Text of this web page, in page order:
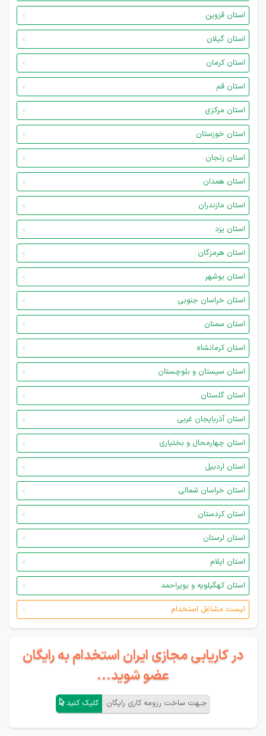
استان قزوین
استان گیلان
استان کرمان
استان قم
استان مرکزی
استان خوزستان
استان زنجان
استان همدان
استان مازندران
استان یزد
استان هرمزگان
استان بوشهر
استان خراسان جنوبی
استان سمنان
استان کرمانشاه
استان سیستان و بلوچستان
استان گلستان
استان آذربایجان غربی
استان چهارمحال و بختیاری
استان اردبیل
استان خراسان شمالی
استان کردستان
استان لرستان
استان ایلام
استان کهگیلویه و بویراحمد
لیست مشاغل استخدام
در کاریابی مجازی ایران استخدام به رایگان
عضو شوید...
جـهت ساخت رزومه کاری رایگان کلیک کنید